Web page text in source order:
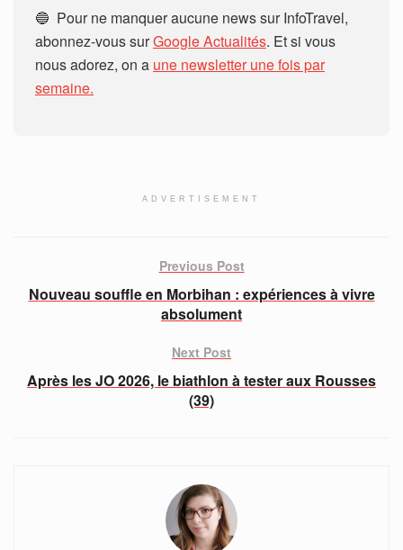
🔵 Pour ne manquer aucune news sur InfoTravel,
abonnez-vous surGoogle Actualités. Et si vous
nous adorez, on a une newsletter une fois par
semaine.
ADVERTISEMENT
Previous Post
Nouveau souffle en Morbihan : expériences à vivre
absolument
Next Post
Après les JO 2026, le biathlon à tester aux Rousses
(39)